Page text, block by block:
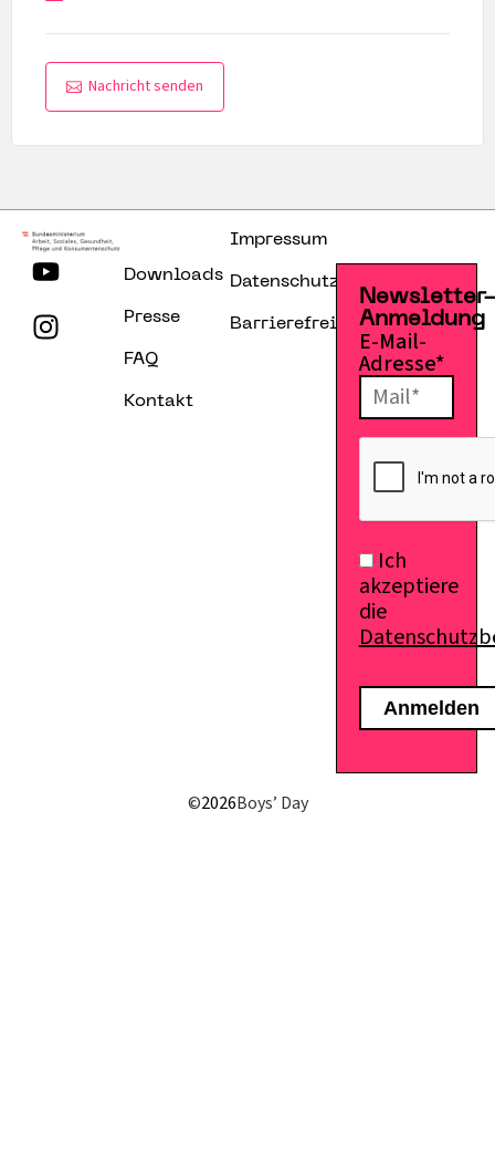
Nachricht senden
Downloads
Presse
FAQ
Kontakt
Impressum
Datenschutzerklärung
Barrierefreiheitserklärung
Anmeldung
E-Mail-
Adresse*
Ich
akzeptiere
die
©2026Boys’ Day